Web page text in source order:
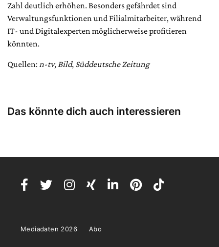
Zahl deutlich erhöhen. Besonders gefährdet sind
Verwaltungsfunktionen und Filialmitarbeiter, während
IT- und Digitalexperten möglicherweise profitieren
könnten.
Quellen:n-tv, Bild, Süddeutsche Zeitung
Das könnte dich auch interessieren
Mediadaten 2026 Abo